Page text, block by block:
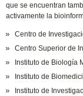
que se encuentran
activamente la
Centro de
Centro Superior de
Instituto de Biología
Instituto de
Instituto de